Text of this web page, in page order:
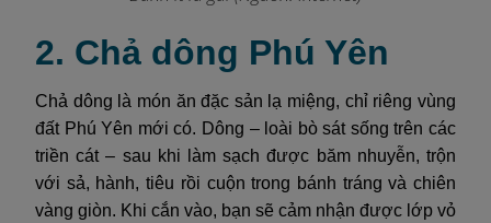
2. Chả dông Phú Yên
Chả dông là món ăn đặc sản lạ miệng, chỉ riêng vùng
đất Phú Yên mới có. Dông – loài bò sát sống trên các
triền cát – sau khi làm sạch được băm nhuyễn, trộn
với sả, hành, tiêu rồi cuộn trong bánh tráng và chiên
vàng giòn. Khi cắn vào, bạn sẽ cảm nhận được lớp vỏ